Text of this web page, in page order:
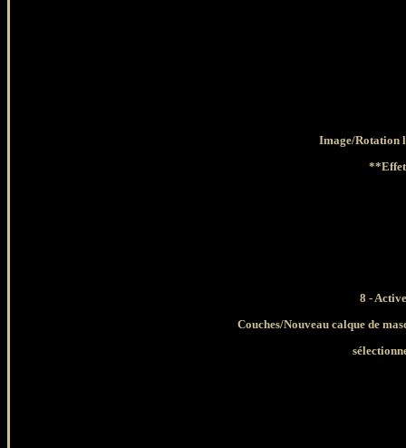
Image/Rotation
8 -
Couches/Nouveau calque de